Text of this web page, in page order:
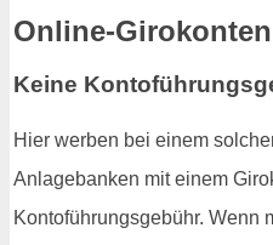
Online-
Keine
Hier werben bei einem
Anlagebanken mit einem
Kontoführungsgebühr. Wenn